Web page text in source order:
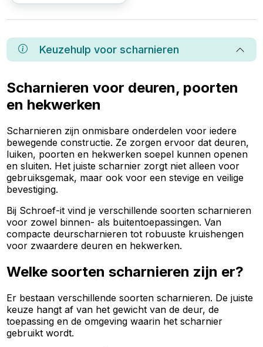
Keuzehulp voorscharnieren
Scharnieren voor deuren, poorten
en hekwerken
Scharnieren zijn onmisbare onderdelen voor iedere
bewegende constructie. Ze zorgen ervoor dat deuren,
luiken, poorten en hekwerken soepel kunnen openen
en sluiten. Het juiste scharnier zorgt niet alleen voor
gebruiksgemak, maar ook voor een stevige en veilige
bevestiging.
Bij Schroef-it vind je verschillende soorten scharnieren
voor zowel binnen- als buitentoepassingen. Van
compacte deurscharnieren tot robuuste kruishengen
voor zwaardere deuren en hekwerken.
Welke soorten scharnieren zijn er?
Er bestaan verschillende soorten scharnieren. De juiste
keuze hangt af van het gewicht van de deur, de
toepassing en de omgeving waarin het scharnier
gebruikt wordt.